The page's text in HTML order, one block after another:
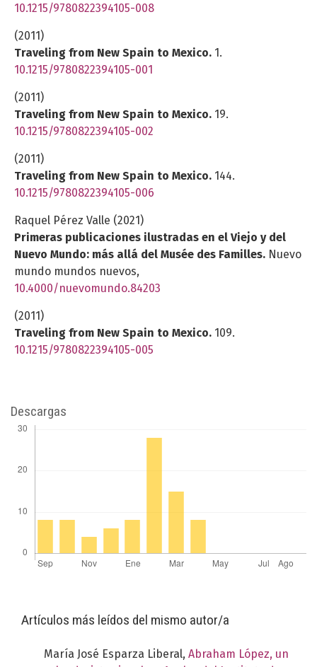
10.1215/9780822394105-008
(2011)
Traveling from New Spain to Mexico. 1.
10.1215/9780822394105-001
(2011)
Traveling from New Spain to Mexico. 19.
10.1215/9780822394105-002
(2011)
Traveling from New Spain to Mexico. 144.
10.1215/9780822394105-006
Raquel Pérez Valle (2021)
Primeras publicaciones ilustradas en el Viejo y del
Nuevo Mundo: más allá del Musée des Familles. Nuevo
mundo mundos nuevos,
10.4000/nuevomundo.84203
(2011)
Traveling from New Spain to Mexico. 109.
10.1215/9780822394105-005
Descargas
Artículos más leídos del mismo autor/a
María José Esparza Liberal, Abraham López, un